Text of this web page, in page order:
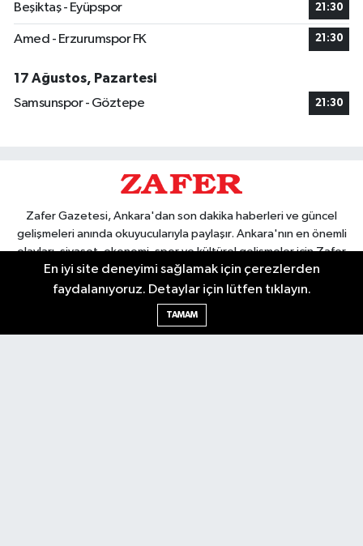
Beşiktaş - Eyüpspor 21:30
Amed - Erzurumspor FK 21:30
17 Ağustos, Pazartesi
Samsunspor - Göztepe
21:30
Zafer Gazetesi, Ankara'dan son dakika haberleri ve güncel
gelişmeleri anında okuyucularıyla paylaşır. Ankara'nın en önemli
olayları, siyaset, ekonomi, spor ve kültürel gelişmeler için Zafer
Gazetesi'ni takip edin. Başkentin güvendiği haber kaynağı.
En iyi site deneyimi sağlamak için çerezlerden
faydalanıyoruz. Detaylar için lütfen tıklayın.
TAMAM